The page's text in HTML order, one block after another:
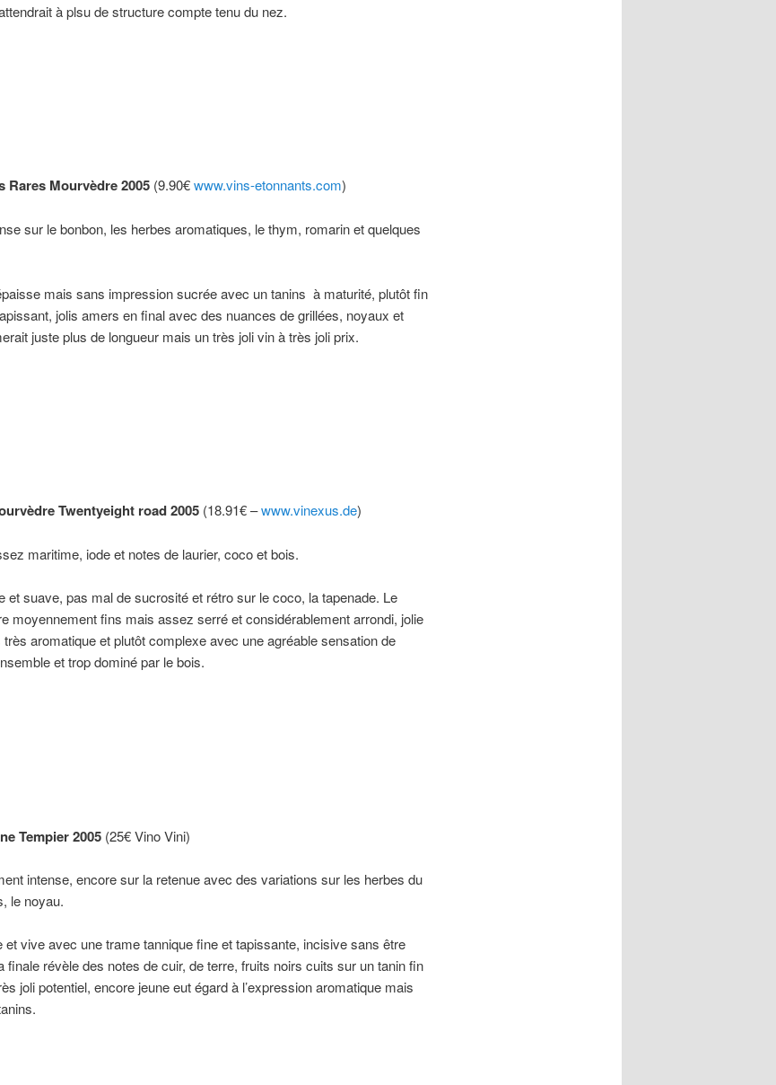
à plsu de structure compte tenu du nez.
Rares Mourvèdre 2005 (9.90€www.vins-etonnants.com)
sur le bonbon, les herbes aromatiques, le thym, romarin et quelques
mais sans impression sucrée avec un tanins à maturité, plutôt fin
jolis amers en final avec des nuances de grillées, noyaux et
juste plus de longueur mais un très joli vin à très joli prix.
Twentyeight road 2005 (18.91€ –www.vinexus.de)
maritime, iode et notes de laurier, coco et bois.
et suave, pas mal de sucrosité et rétro sur le coco, la tapenade. Le
moyennement fins mais assez serré et considérablement arrondi, jolie
aromatique et plutôt complexe avec une agréable sensation de
et trop dominé par le bois.
Tempier 2005 (25€ Vino Vini)
intense, encore sur la retenue avec des variations sur les herbes du
le noyau.
et vive avec une trame tannique fine et tapissante, incisive sans être
finale révèle des notes de cuir, de terre, fruits noirs cuits sur un tanin fin
joli potentiel, encore jeune eut égard à l’expression aromatique mais